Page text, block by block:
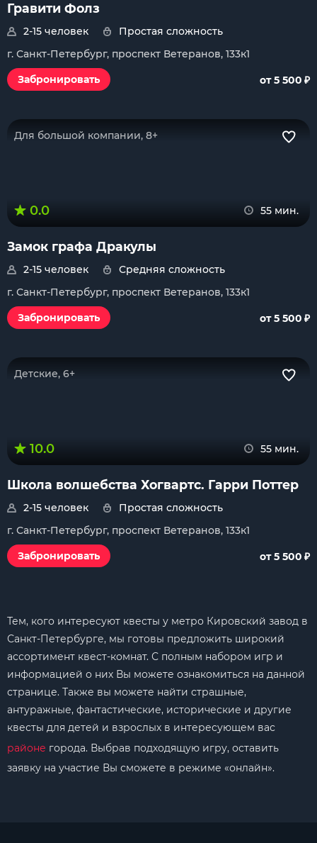
Гравити Фолз
2-15 человек
Простая сложность
г. Санкт-Петербург, проспект Ветеранов, 133к1
Забронировать
от 5 500 ₽
Для большой компании, 8+
0.0 55 мин.
Замок графа Дракулы
2-15 человек
Средняя сложность
г. Санкт-Петербург, проспект Ветеранов, 133к1
Забронировать
от 5 500 ₽
Детские, 6+
10.0 55 мин.
Школа волшебства Хогвартс. Гарри Поттер
2-15 человек
Простая сложность
г. Санкт-Петербург, проспект Ветеранов, 133к1
Забронировать
от 5 500 ₽
Тем, кого интересуют квесты у метро Кировский завод в
Санкт-Петербурге, мы готовы предложить широкий
ассортимент квест-комнат. С полным набором игр и
информацией о них Вы можете ознакомиться на данной
странице. Также вы можете найти страшные,
антуражные, фантастические, исторические и другие
квесты для детей и взрослых в интересующем вас
районе города. Выбрав подходящую игру, оставить
заявку на участие Вы сможете в режиме «онлайн».